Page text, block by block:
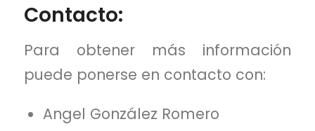
Contacto:
Para obtener más información
puede ponerse en contacto con:
Angel González Romero